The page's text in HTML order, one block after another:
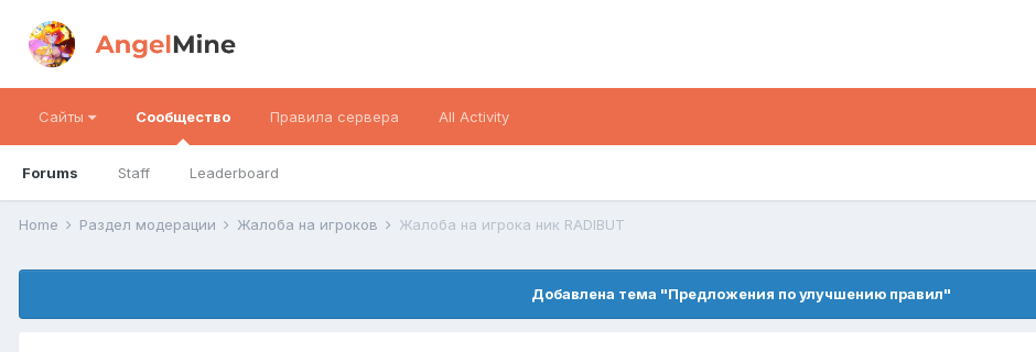
Сайты Сообщество
Forums Staff Leaderboard
Правила сервера All Activity
Home Раздел модерации Жалоба на игроков Жалоба на игрока ник RADIBUT
Добавлена тема "Предложения по улучшению правил"